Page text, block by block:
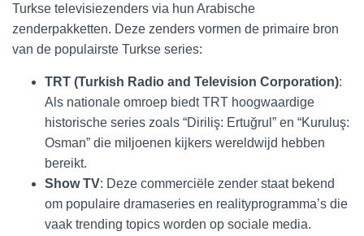
Turkse televisiezenders via hun Arabische
zenderpakketten. Deze zenders vormen de primaire bron
van de populairste Turkse series:
TRT (Turkish Radio and Television Corporation):
Als nationale omroep biedt TRT hoogwaardige
historische series zoals “Diriliş: Ertuğrul” en “Kuruluş:
Osman” die miljoenen kijkers wereldwijd hebben
bereikt.
Show TV: Deze commerciële zender staat bekend
om populaire dramaseries en realityprogramma’s die
vaak trending topics worden op sociale media.